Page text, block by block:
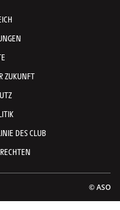
ZUKUNFT
DES CLUB
© ASO